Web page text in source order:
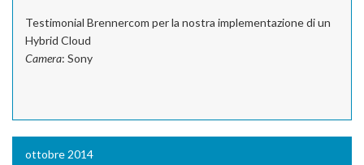
Testimonial Brennercom per la nostra implementazione di un
Hybrid Cloud
Camera: Sony
ottobre 2014